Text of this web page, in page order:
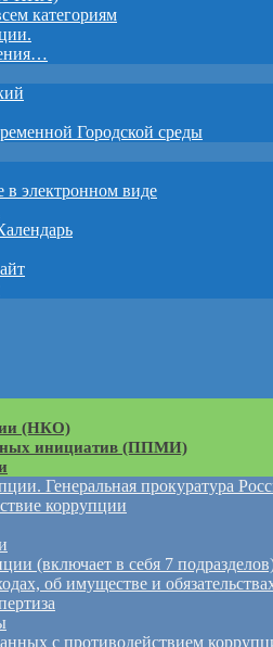
категориям
Городской среды
в электронном виде
(НКО)
инициатив (ППМИ)
Генеральная прокуратура
коррупции
(включает в себя 7
об имуществе и
с противодействием